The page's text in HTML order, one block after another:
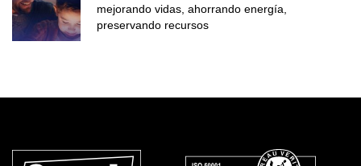
mejorando vidas, ahorrando energía,
preservando recursos